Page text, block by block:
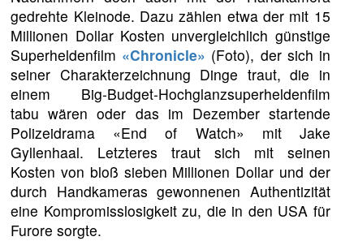
gedrehte Kleinode. Dazu zählen etwa der mit 15
Millionen Dollar Kosten unvergleichlich günstige
Superheldenfilm «Chronicle» (Foto), der sich in
seiner Charakterzeichnung Dinge traut, die in
einem Big-Budget-Hochglanzsuperheldenfilm
tabu wären oder das im Dezember startende
Polizeidrama «End of Watch» mit Jake
Gyllenhaal. Letzteres traut sich mit seinen
Kosten von bloß sieben Millionen Dollar und der
durch Handkameras gewonnenen Authentizität
eine Kompromisslosigkeit zu, die in den USA für
Furore sorgte.